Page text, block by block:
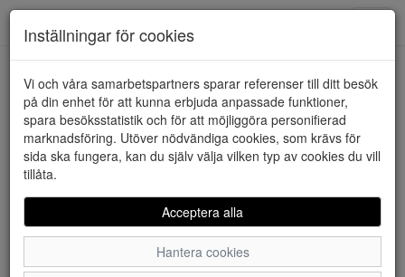
HEM ONLY
Inställningar för cookies
Vi och våra samarbetspartners sparar referenser till ditt besök
på din enhet för att kunna erbjuda anpassade funktioner,
spara besöksstatistik och för att möjliggöra personifierad
marknadsföring. Utöver nödvändiga cookies, som krävs för
sida ska fungera, kan du själv välja vilken typ av cookies du vill
tillåta.
Acceptera alla
Hantera cookies